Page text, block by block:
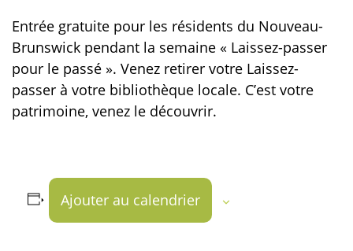
Entrée gratuite pour les résidents du Nouveau-
Brunswick pendant la semaine « Laissez-passer
pour le passé ». Venez retirer votre Laissez-
passer à votre bibliothèque locale. C’est votre
patrimoine, venez le découvrir.
Ajouter au calendrier